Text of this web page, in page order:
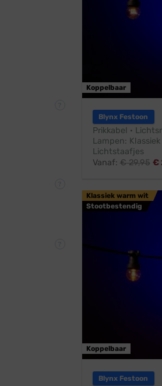
Koppelbaar
Blynx Festoon
Prikkabel ·
Lampen:
Lichtstaafjes
Vanaf: €29,95 €
Klassiek warm wit
Stootbestendig
Koppelbaar
Blynx Festoon